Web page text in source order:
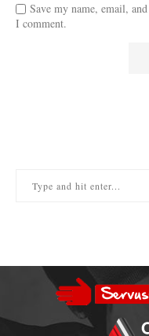
Save my name, email,
I comment.